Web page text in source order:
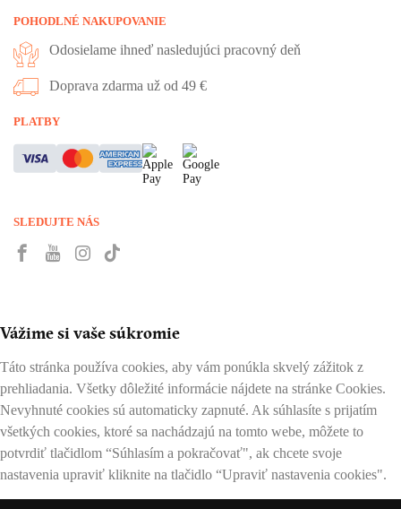
POHODLNÉ NAKUPOVANIE
Odosielame ihneď nasledujúci pracovný deň
Doprava zdarma už od 49 €
PLATBY
SLEDUJTE NÁS
Vážime si vaše súkromie
Táto stránka používa cookies, aby vám ponúkla skvelý zážitok z
prehliadania. Všetky dôležité informácie nájdete na stránke Cookies.
Nevyhnuté cookies sú automaticky zapnuté. Ak súhlasíte s prijatím
všetkých cookies, ktoré sa nachádzajú na tomto webe, môžete to
potvrdiť tlačidlom “Súhlasím a pokračovať", ak chcete svoje
nastavenia upraviť kliknite na tlačidlo “Upraviť nastavenia cookies".